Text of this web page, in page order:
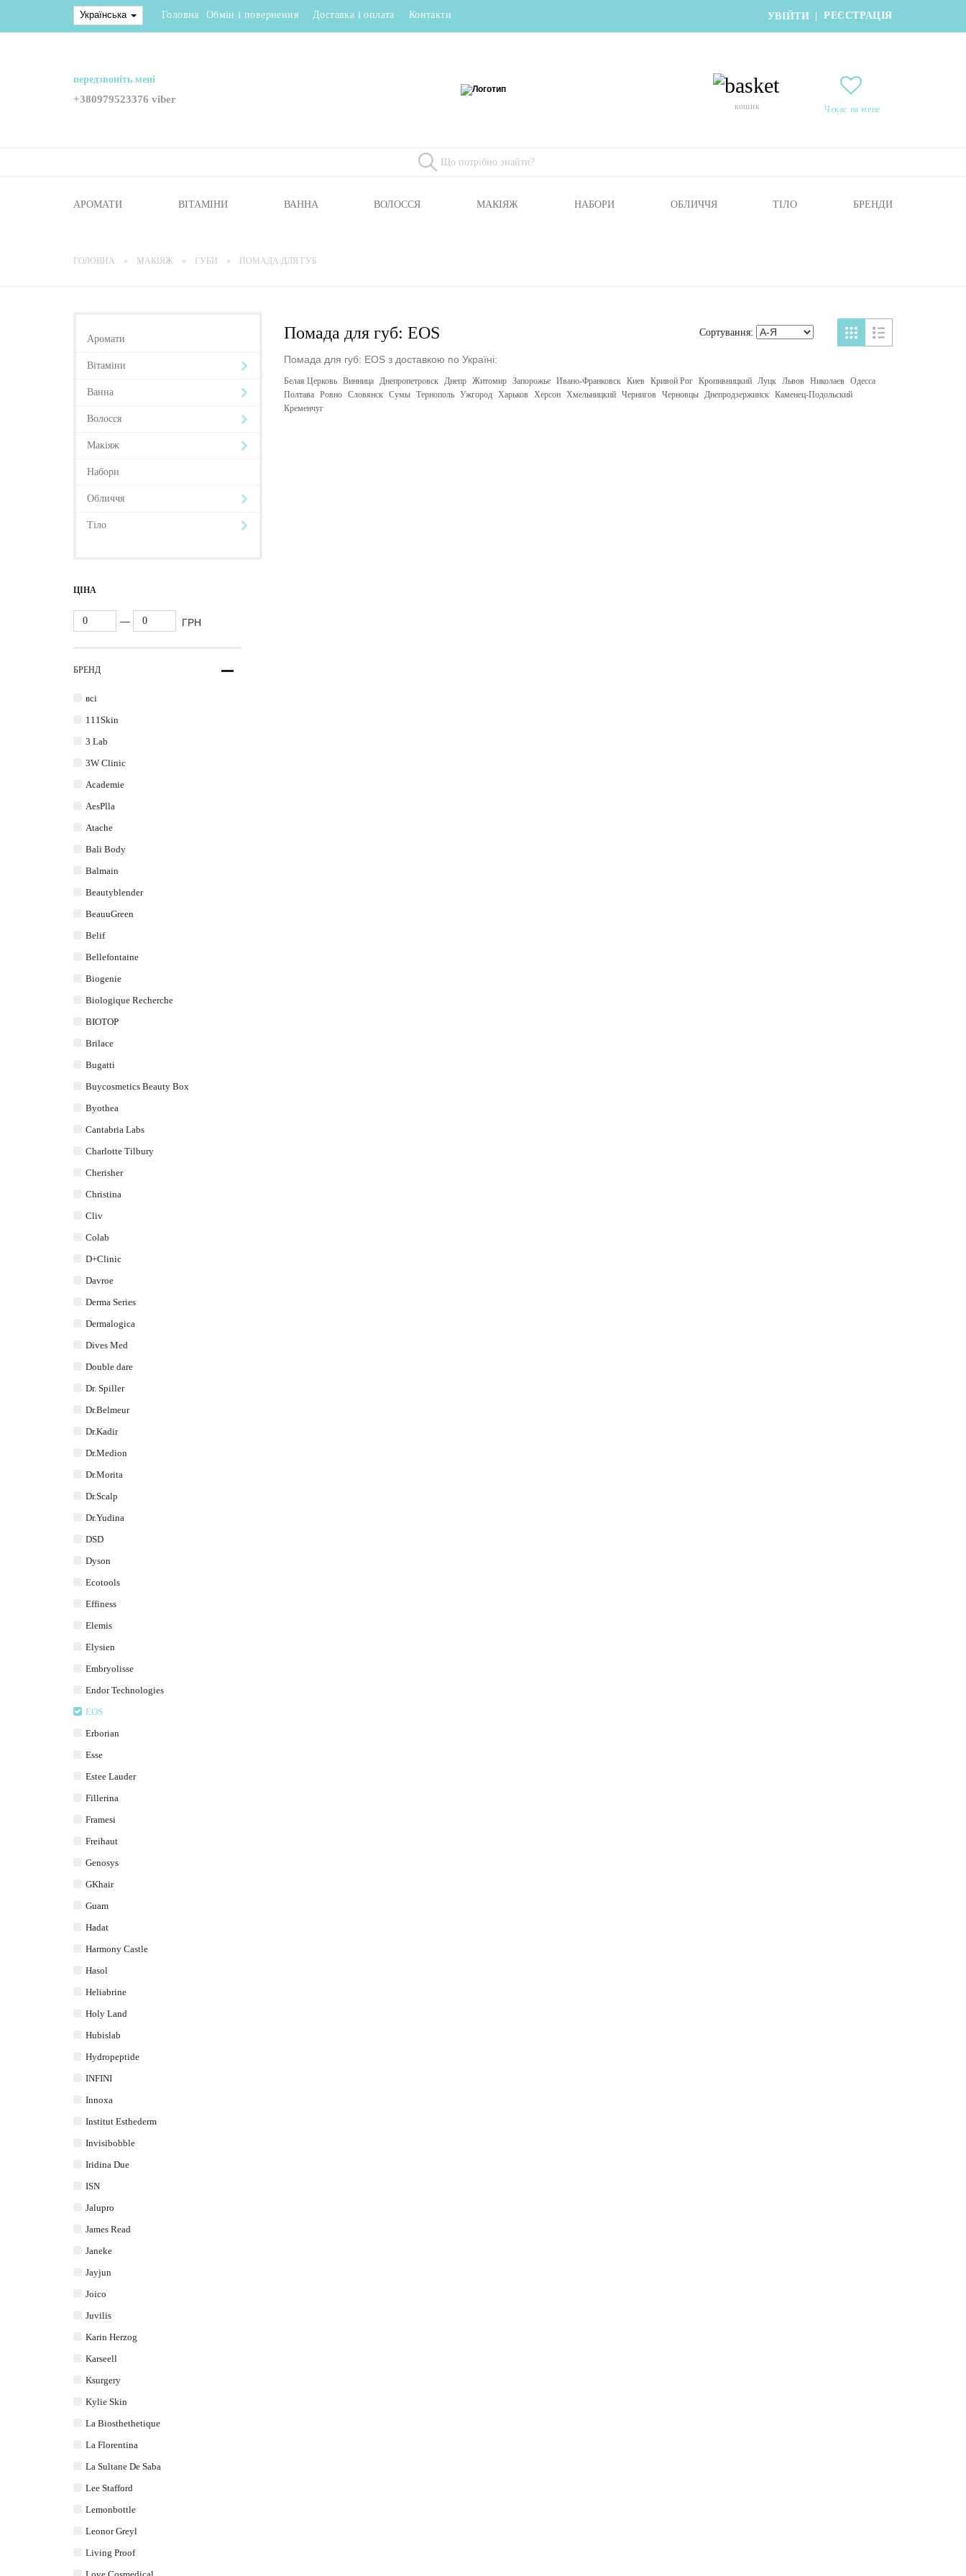
Українська Головна Обмін і повернення Доставка і оплата Контакти УВІЙТИ | РЕЄСТРАЦІЯ
передзвоніть мені
+380979523376 viber
кошик Чекає на мене
АРОМАТИ ВІТАМІНИ ВАННА ВОЛОССЯ МАКІЯЖ НАБОРИ ОБЛИЧЧЯ ТІЛО БРЕНДИ
ГОЛОВНА МАКІЯЖ ГУБИ ПОМАДА ДЛЯ ГУБ
Помада для губ: EOS Сортування:
Помада для губ: EOS з доставкою по Україні:
Белая Церковь Винница Днепропетровск Днепр Житомир Запорожье Ивано-Франковск Киев Кривой Рог Кропивницкий Луцк Львов Николаев
Одесса
Полтава
Ровно Словянск Сумы Тернополь Ужгород Харьков Херсон Хмельницкий Чернигов Черновцы Днепродзержинск
Каменец-Подольский
Кременчуг
Аромати
Вітаміни
Ванна
Волосся
Макіяж
Набори
Обличчя
Тіло
ЦІНА
— ГРН
БРЕНД
всі
111Skin
3 Lab
3W Clinic
Academie
AesPlla
Atache
Bali Body
Balmain
Beautyblender
BeauuGreen
Belif
Bellefontaine
Biogenie
Biologique Recherche
BIOTOP
Brilace
Bugatti
Buycosmetics Beauty Box
Byothea
Cantabria Labs
Charlotte Tilbury
Cherisher
Christina
Cliv
Colab
D+Clinic
Davroe
Derma Series
Dermalogica
Dives Med
Double dare
Dr. Spiller
Dr.Belmeur
Dr.Kadir
Dr.Medion
Dr.Morita
Dr.Scalp
Dr.Yudina
DSD
Dyson
Ecotools
Effiness
Elemis
Elysien
Embryolisse
Endor Technologies
EOS
Erborian
Esse
Estee Lauder
Fillerina
Framesi
Freihaut
Genosys
GKhair
Guam
Hadat
Harmony Castle
Hasol
Heliabrine
Holy Land
Hubislab
Hydropeptide
INFINI
Innoxa
Institut Esthederm
Invisibobble
Iridina Due
ISN
Jalupro
James Read
Janeke
Jayjun
Joico
Juvilis
Karin Herzog
Karseell
Ksurgery
Kylie Skin
La Biosthethetique
La Florentina
La Sultane De Saba
Lee Stafford
Lemonbottle
Leonor Greyl
Living Proof